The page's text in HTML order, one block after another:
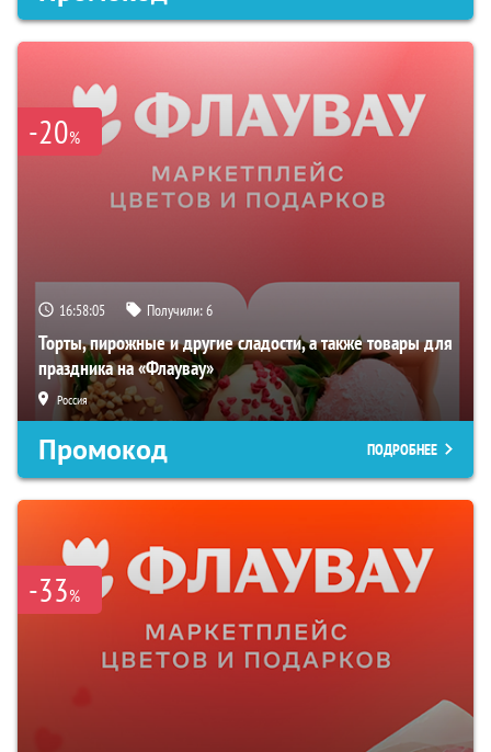
-20%
16:58:03 Получили:6
Торты, пирожные и другие сладости, а также товары для
праздника на «Флаувау»
Россия
Промокод ПОДРОБНЕЕ
-33%